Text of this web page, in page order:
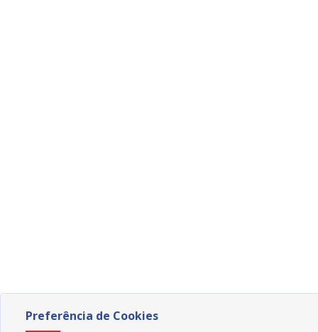
Preferência de Cookies